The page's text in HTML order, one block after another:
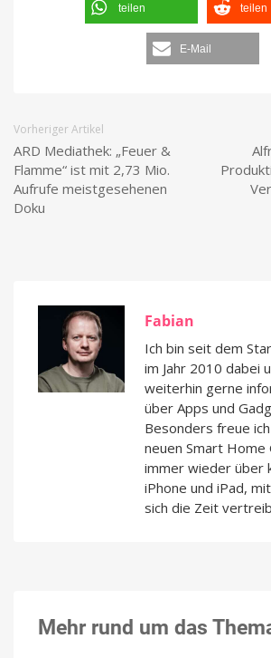
teilen teilen
E-Mail
Vorheriger Artikel
ARD Mediathek: „Feuer &
Flamme“ ist mit 2,73 Mio.
Aufrufe meistgesehenen
Doku
Fabian
Ich bin seit dem
im Jahr 2010 dabei
weiterhin gerne
über Apps und
Besonders freue
neuen Smart Home
immer wieder über
iPhone und iPad,
sich die Zeit
Mehr rund um das